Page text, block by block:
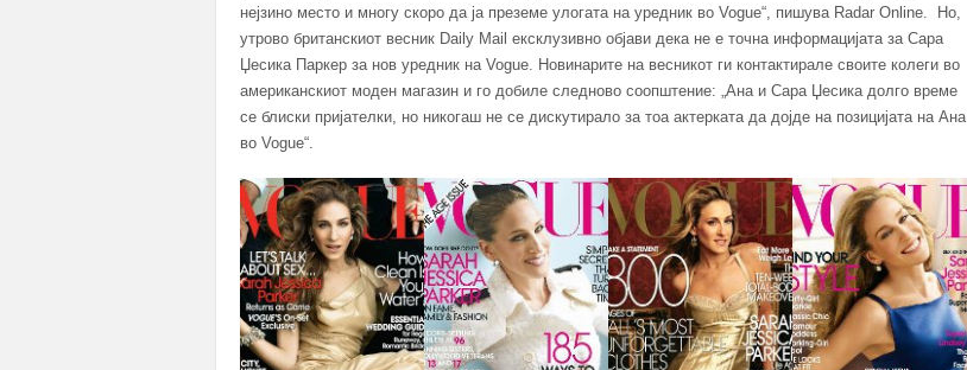
нејзино место и многу скоро да ја преземе улогата на уредник во Vogue“, пишува Radar Online. Но,
утрово британскиот весник Daily Mail ексклузивно објави дека не е точна информацијата за Сара
Џесика Паркер за нов уредник на Vogue. Новинарите на весникот ги контактирале своите колеги во
американскиот моден магазин и го добиле следново соопштение: „Ана и Сара Џесика долго време
се блиски пријателки, но никогаш не се дискутирало за тоа актерката да дојде на позицијата на Ана
во Vogue“.